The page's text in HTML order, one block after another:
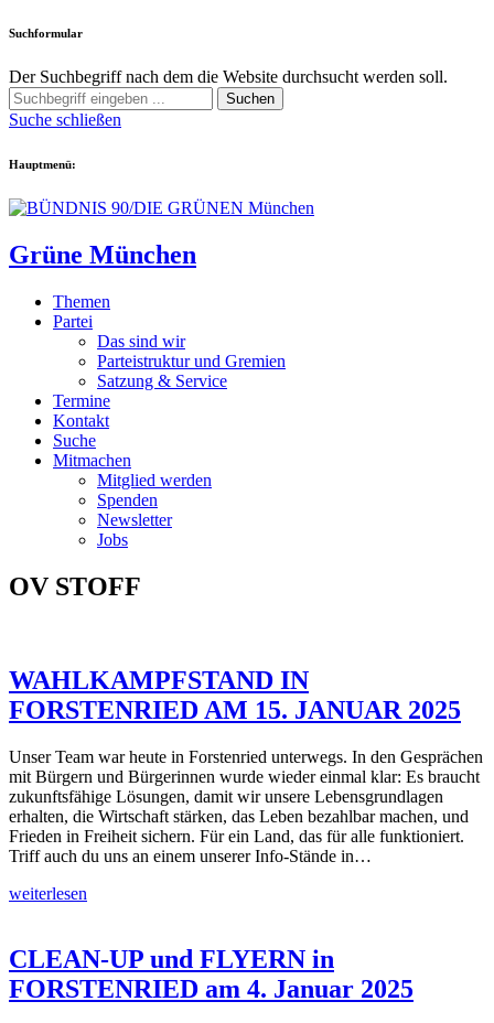
Suchformular
Der Suchbegriff nach dem die Website durchsucht werden soll.
Suchen
Suche schließen
Hauptmenü:
Grüne München
Themen
Partei
Das sind wir
Parteistruktur und Gremien
Satzung & Service
Termine
Kontakt
Suche
Mitmachen
Mitglied werden
Spenden
Newsletter
Jobs
OV STOFF
WAHLKAMPFSTAND IN
FORSTENRIED AM 15. JANUAR 2025
Unser Team war heute in Forstenried unterwegs. In den Gesprächen
mit Bürgern und Bürgerinnen wurde wieder einmal klar: Es braucht
zukunftsfähige Lösungen, damit wir unsere Lebensgrundlagen
erhalten, die Wirtschaft stärken, das Leben bezahlbar machen, und
Frieden in Freiheit sichern. Für ein Land, das für alle funktioniert.
Triff auch du uns an einem unserer Info-Stände in…
weiterlesen
CLEAN-UP und FLYERN in
FORSTENRIED am 4. Januar 2025